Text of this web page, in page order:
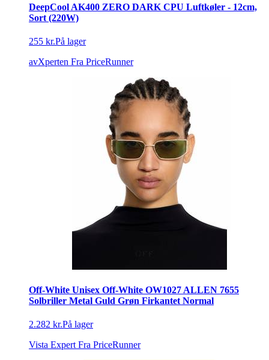
DeepCool AK400 ZERO DARK CPU Luftkøler - 12cm,
Sort (220W)
255 kr.På lager
avXperten Fra PriceRunner
Off-White Unisex Off-White OW1027 ALLEN 7655
Solbriller Metal Guld Grøn Firkantet Normal
2.282 kr.På lager
Vista Expert Fra PriceRunner